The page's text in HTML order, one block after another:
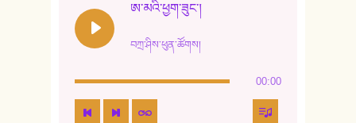
ཨ་མའི་ཕྱག་ཟུང་།
བཀྲ་ཤིས་ཕུན་ཚོགས།
00:00